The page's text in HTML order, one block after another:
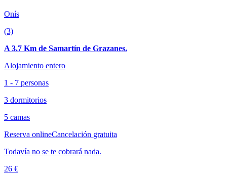
Onís
(3)
A 3.7 Km de Samartín de Grazanes.
Alojamiento entero
1 - 7 personas
3 dormitorios
5 camas
Reserva onlineCancelación gratuita
Todavía no se te cobrará nada.
26 €